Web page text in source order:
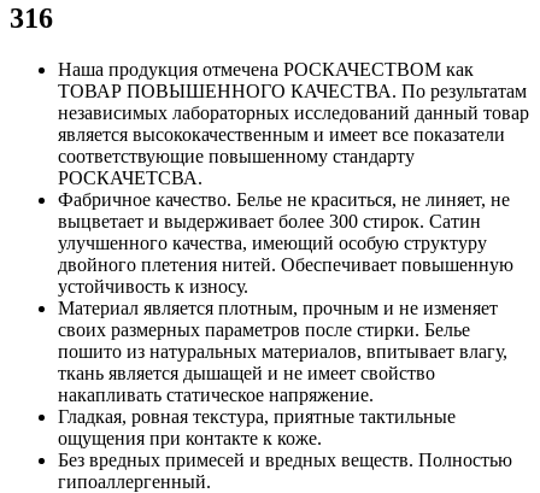
316
Наша продукция отмечена РОСКАЧЕСТВОМ как
ТОВАР ПОВЫШЕННОГО КАЧЕСТВА. По результатам
независимых лабораторных исследований данный товар
является высококачественным и имеет все показатели
соответствующие повышенному стандарту
РОСКАЧЕТСВА.
Фабричное качество. Белье не краситься, не линяет, не
выцветает и выдерживает более 300 стирок. Сатин
улучшенного качества, имеющий особую структуру
двойного плетения нитей. Обеспечивает повышенную
устойчивость к износу.
Материал является плотным, прочным и не изменяет
своих размерных параметров после стирки. Белье
пошито из натуральных материалов, впитывает влагу,
ткань является дышащей и не имеет свойство
накапливать статическое напряжение.
Гладкая, ровная текстура, приятные тактильные
ощущения при контакте к коже.
Без вредных примесей и вредных веществ. Полностью
гипоаллергенный.